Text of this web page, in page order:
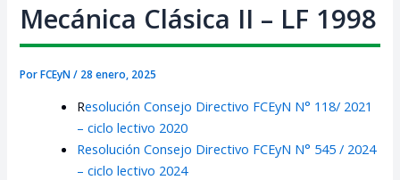
Mecánica Clásica II – LF 1998
PorFCEyN/ 28 enero, 2025
Resolución Consejo Directivo FCEyN N° 118/ 2021
– ciclo lectivo 2020
Resolución Consejo Directivo FCEyN N° 545 / 2024
– ciclo lectivo 2024